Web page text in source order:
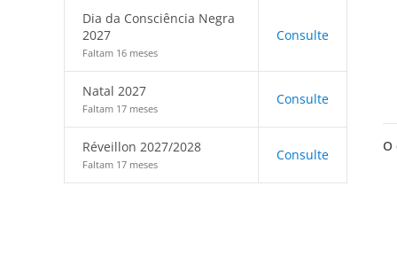
Dia da Consciência Negra
2027
Faltam 16 meses
Consulte
Natal 2027
Faltam 17 meses
Consulte
Réveillon 2027/2028
Faltam 17 meses
Consulte
O